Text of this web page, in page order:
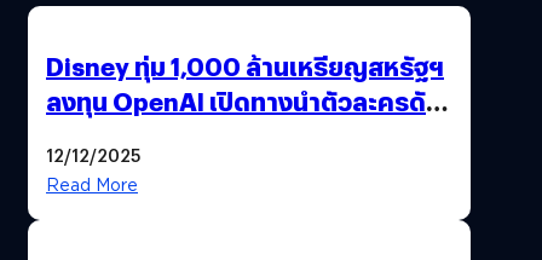
Disney ทุ่ม 1,000 ล้านเหรียญสหรัฐฯ
ลงทุน OpenAI เปิดทางนำตัวละครดัง
12/12/2025
Read More